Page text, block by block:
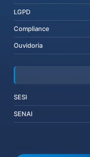
LGPD
Compliance
Ouvidoria
SESI
SENAI